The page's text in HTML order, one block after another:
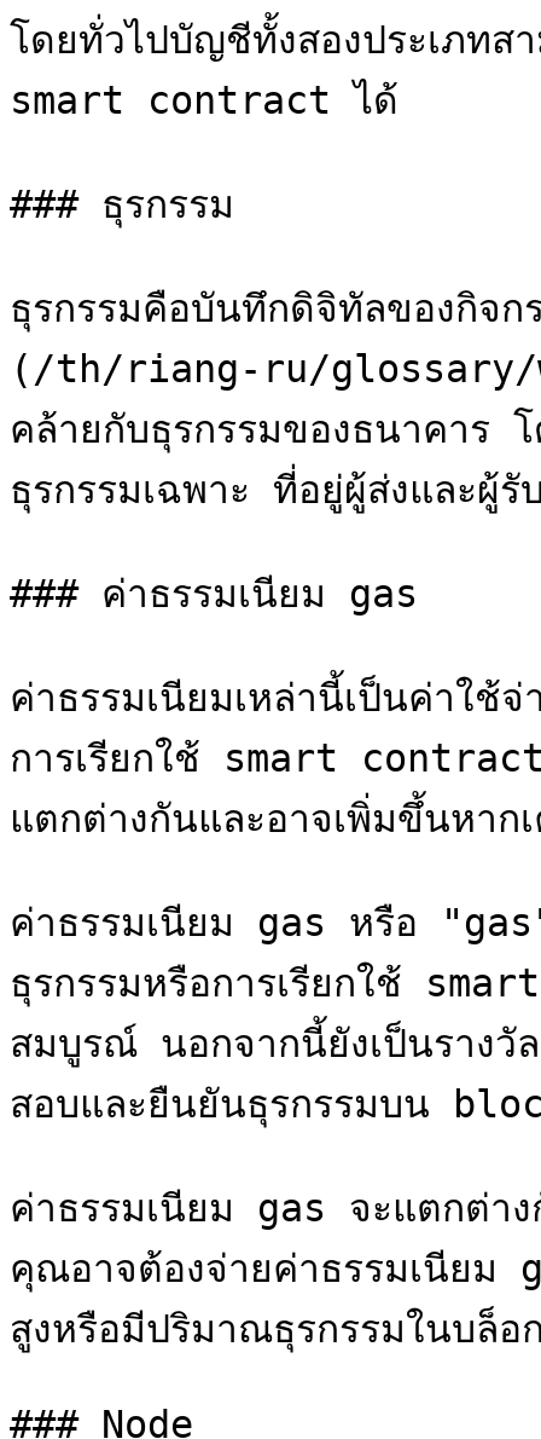
โดยทั่วไปบัญชีทั้งสองประเภทส
smart contract ได้
### ธุรกรรม
ธุรกรรมคือบันทึกดิจิทัลของกิจ
(/th/riang-ru/glossary/
คล้ายกับธุรกรรมของธนาคาร
ธุรกรรมเฉพาะ ที่อยู่ผู้ส่งและผู้
### ค่าธรรมเนียม gas
ค่าธรรมเนียมเหล่านี้เป็นค่าใช้
การเรียกใช้ smart
แตกต่างกันและอาจเพิ่มขึ้นหาก
ค่าธรรมเนียม gas หรือ
ธุรกรรมหรือการเรียกใช้
สมบูรณ์ นอกจากนี้ยังเป็นราง
สอบและยืนยันธุรกรรมบน
ค่าธรรมเนียม gas จะแตกต่า
คุณอาจต้องจ่ายค่าธรรมเนียม
สูงหรือมีปริมาณธุรกรรมในบล็อ
### Node